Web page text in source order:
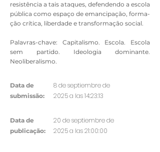
resistência a tais ataques, defendendo a escola
pública como espaço de emancipação, forma­
ção crítica, liberdade e transformação social.
Palavras-chave: Capitalismo. Escola. Escola
sem partido. Ideologia dominante.
Neoliberalismo.
Data de
submissão:
8 de septiembre de
2025 a las 14:23:13
Data de
publicação:
20 de septiembre de
2025 a las 21:00:00